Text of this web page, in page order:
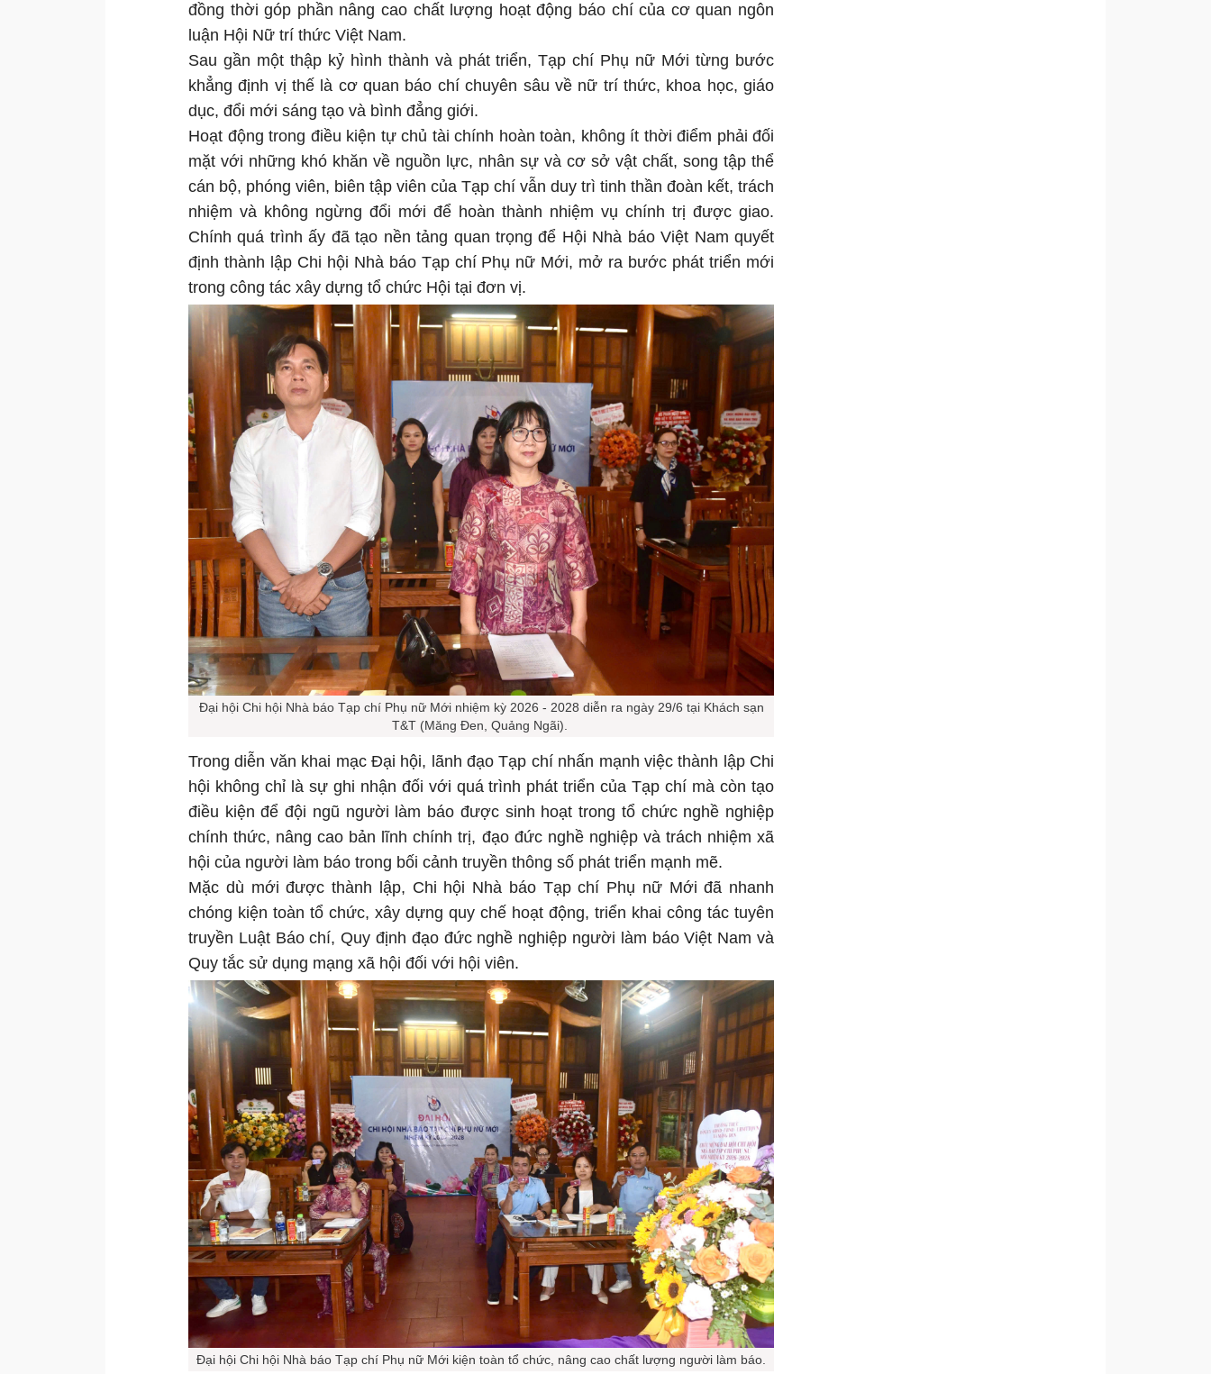
đồng thời góp phần nâng cao chất lượng hoạt động báo chí của cơ quan ngôn
luận Hội Nữ trí thức Việt Nam.
Sau gần một thập kỷ hình thành và phát triển, Tạp chí Phụ nữ Mới từng bước
khẳng định vị thế là cơ quan báo chí chuyên sâu về nữ trí thức, khoa học, giáo
dục, đổi mới sáng tạo và bình đẳng giới.
Hoạt động trong điều kiện tự chủ tài chính hoàn toàn, không ít thời điểm phải đối
mặt với những khó khăn về nguồn lực, nhân sự và cơ sở vật chất, song tập thể
cán bộ, phóng viên, biên tập viên của Tạp chí vẫn duy trì tinh thần đoàn kết, trách
nhiệm và không ngừng đổi mới để hoàn thành nhiệm vụ chính trị được giao.
Chính quá trình ấy đã tạo nền tảng quan trọng để Hội Nhà báo Việt Nam quyết
định thành lập Chi hội Nhà báo Tạp chí Phụ nữ Mới, mở ra bước phát triển mới
trong công tác xây dựng tổ chức Hội tại đơn vị.
Đại hội Chi hội Nhà báo Tạp chí Phụ nữ Mới nhiệm kỳ 2026 - 2028 diễn ra ngày 29/6 tại Khách sạn
T&T (Măng Đen, Quảng Ngãi).
Trong diễn văn khai mạc Đại hội, lãnh đạo Tạp chí nhấn mạnh việc thành lập Chi
hội không chỉ là sự ghi nhận đối với quá trình phát triển của Tạp chí mà còn tạo
điều kiện để đội ngũ người làm báo được sinh hoạt trong tổ chức nghề nghiệp
chính thức, nâng cao bản lĩnh chính trị, đạo đức nghề nghiệp và trách nhiệm xã
hội của người làm báo trong bối cảnh truyền thông số phát triển mạnh mẽ.
Mặc dù mới được thành lập, Chi hội Nhà báo Tạp chí Phụ nữ Mới đã nhanh
chóng kiện toàn tổ chức, xây dựng quy chế hoạt động, triển khai công tác tuyên
truyền Luật Báo chí, Quy định đạo đức nghề nghiệp người làm báo Việt Nam và
Quy tắc sử dụng mạng xã hội đối với hội viên.
Đại hội Chi hội Nhà báo Tạp chí Phụ nữ Mới kiện toàn tổ chức, nâng cao chất lượng người làm báo.